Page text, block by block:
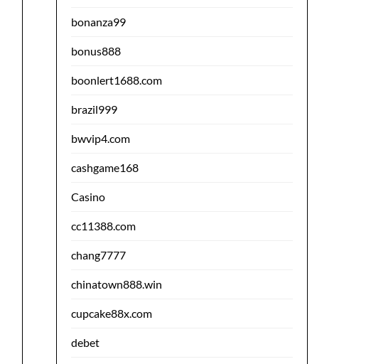
bonanza99
bonus888
boonlert1688.com
brazil999
bwvip4.com
cashgame168
Casino
cc11388.com
chang7777
chinatown888.win
cupcake88x.com
debet